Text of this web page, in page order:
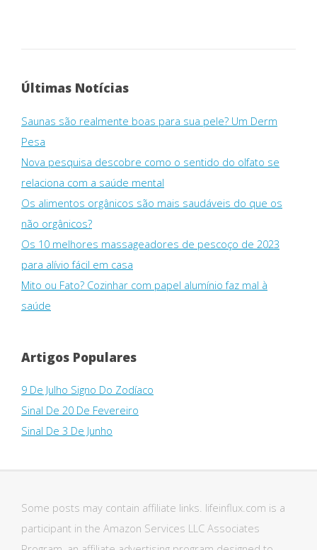
Últimas Notícias
Saunas são realmente boas para sua pele? Um Derm
Pesa
Nova pesquisa descobre como o sentido do olfato se
relaciona com a saúde mental
Os alimentos orgânicos são mais saudáveis ​​do que os
não orgânicos?
Os 10 melhores massageadores de pescoço de 2023
para alívio fácil em casa
Mito ou Fato? Cozinhar com papel alumínio faz mal à
saúde
Artigos Populares
9 De Julho Signo Do Zodíaco
Sinal De 20 De Fevereiro
Sinal De 3 De Junho
Some posts may contain affiliate links. lifeinflux.com is a
participant in the Amazon Services LLC Associates